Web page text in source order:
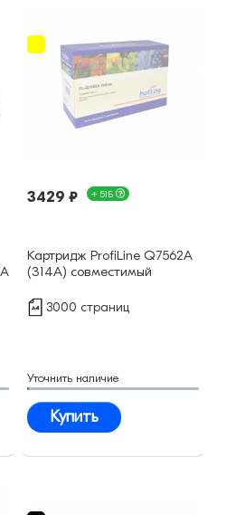
3429 ₽ + 51Б
Картридж ProfiLine Q7562A
(314A) совместимый
3000 страниц
Уточнить наличие
Купить